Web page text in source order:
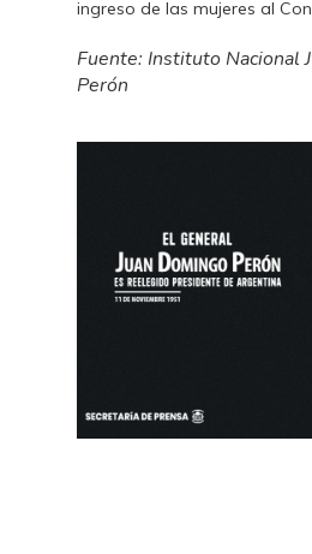
ingreso de las mujeres al
Fuente: Instituto Nacional
Perón